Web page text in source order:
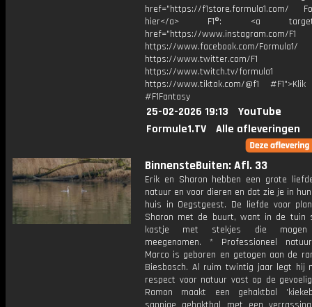
href="https://f1store.formula1.com/
hier</a> F1®: <a
href="https://www.instagram.com/F1
https://www.facebook.com/Formula1/
https://www.twitter.com/F1
https://www.twitch.tv/formula1
https://www.tiktok.com/@f1
#F1Fantasy
25-02-2026 19:13
YouTube
Formule1.TV
Alle afleveringen
BinnensteBuiten: Afl. 33
Erik en Sharon hebben een grote
natuur en voor dieren en dat zie je in
huis in Oegstgeest. De liefde voor
Sharon met de buurt, want in de tuin
kastje met stekjes die mogen
meegenomen. * Professioneel
Marco is geboren en getogen aan de
Biesbosch. Al ruim twintig jaar legt hij
respect voor natuur vast op de
Ramon maakt een gehaktbal